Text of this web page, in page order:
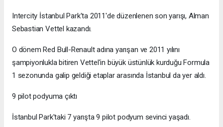
Intercity İstanbul Park'ta 2011'de düzenlenen son yarışı, Alman
Sebastian Vettel kazandı.
O dönem Red Bull-Renault adına yarışan ve 2011 yılını
şampiyonlukla bitiren Vettel'in büyük üstünlük kurduğu Formula
1 sezonunda galip geldiği etaplar arasında İstanbul da yer aldı.
9 pilot podyuma çıktı
İstanbul Park'taki 7 yarışta 9 pilot podyum sevinci yaşadı.